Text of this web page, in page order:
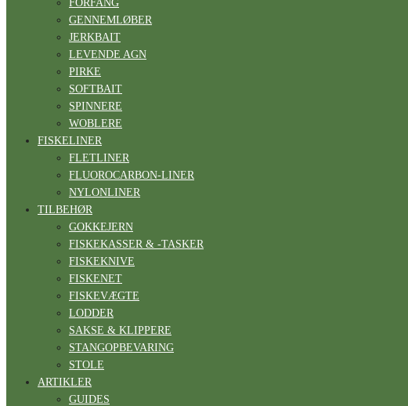
FORFANG
GENNEMLØBER
JERKBAIT
LEVENDE AGN
PIRKE
SOFTBAIT
SPINNERE
WOBLERE
FISKELINER
FLETLINER
FLUOROCARBON-LINER
NYLONLINER
TILBEHØR
GOKKEJERN
FISKEKASSER & -TASKER
FISKEKNIVE
FISKENET
FISKEVÆGTE
LODDER
SAKSE & KLIPPERE
STANGOPBEVARING
STOLE
ARTIKLER
GUIDES